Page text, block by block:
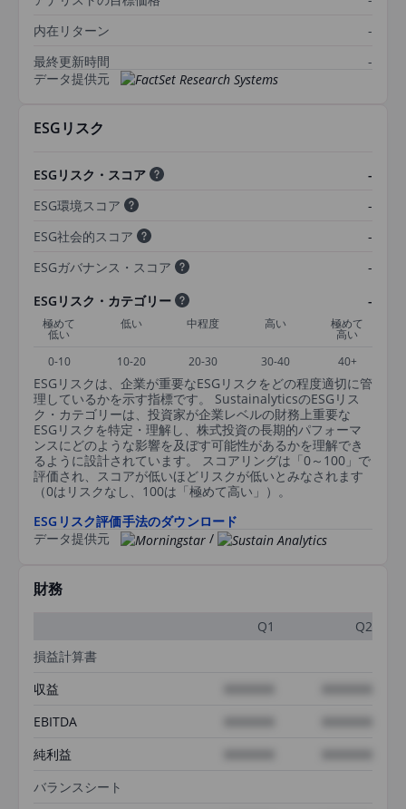
内在リターン
-
最終更新時間
-
データ提供元
ESGリスク
ESGリスク・スコア
-
ESG環境スコア
-
ESG社会的スコア
-
ESGガバナンス・スコア
-
ESGリスク・カテゴリー
-
極めて
低い
低い 中程度 高い 極めて
高い
0-10
10-20 20-30 30-40 40+
ESGリスクは、企業が重要なESGリスクをどの程度適切に管
理しているかを示す指標です。 SustainalyticsのESGリス
ク・カテゴリーは、投資家が企業レベルの財務上重要な
ESGリスクを特定・理解し、株式投資の長期的パフォーマ
ンスにどのような影響を及ぼす可能性があるかを理解でき
るように設計されています。 スコアリングは「0～100」で
評価され、スコアが低いほどリスクが低いとみなされます
（0はリスクなし、100は「極めて高い」）。
ESGリスク評価手法のダウンロード
データ提供元
/
財務
Q1
Q2
損益計算書
収益
EBITDA
純利益
バランスシート